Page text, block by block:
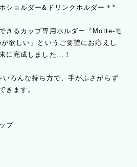
ショルダー&ドリンクホルダー＊*
きるカップ専用ホルダー『Motte-モ
欲しい」というご要望にお応えし
に完成しました…！
いろんな持ち方で、手がふさがらず
きます。
プ